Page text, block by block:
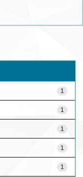
1
1
1
1
1